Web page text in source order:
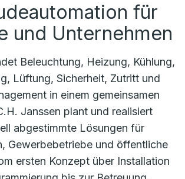
für
und Unternehmen
Beleuchtung, Heizung, Kühlung,
Lüftung, Sicherheit, Zutritt und
in einem gemeinsamen
Janssen plant und realisiert
abgestimmte Lösungen für
Gewerbebetriebe und öffentliche
ersten Konzept über Installation